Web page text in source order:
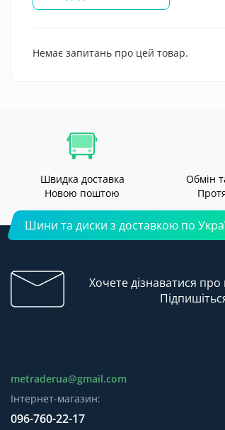
Немає запитань про цей товар.
Швидка доставка
Новою поштою
Обмін
Шини та диски з доставкою по
Хочете дізнаватися про
metraderua@gmail.com
Інтернет-магазин:
096-760-22-17